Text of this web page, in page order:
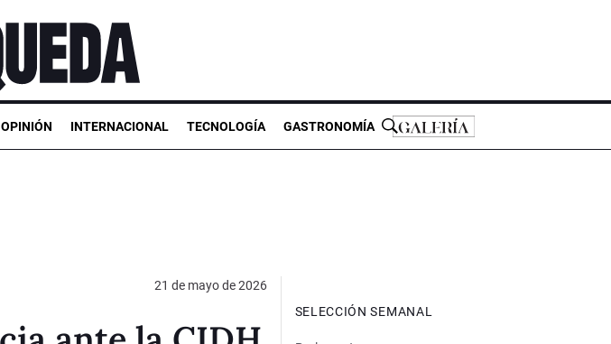
OPINIÓN INTERNACIONAL TECNOLOGÍA GASTRONOMÍA
21 de mayo de 2026
SELECCIÓN SEMANAL